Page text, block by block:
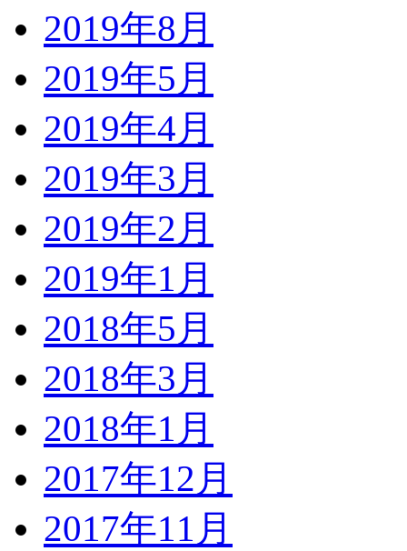
2019年8月
2019年5月
2019年4月
2019年3月
2019年2月
2019年1月
2018年5月
2018年3月
2018年1月
2017年12月
2017年11月